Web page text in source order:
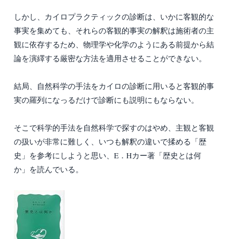
しかし、カイロプラクティックの診断は、いかに客観的な
事実を集めても、それらの客観的事実の解釈は施術者の主
観に依存するため、物理学や化学のようにある前提から結
論を演繹する厳密な方法を適用させることができない。
結局、自然科学の手法をカイロの診断に用いると客観的事
実の羅列になっるだけで診断にも説明にもならない。
そこで科学的手法を自然科学で探すのはやめ、主観と客観
の扱いが非常に難しく、いつも解釈の違いで揉める「歴
史」を参考にしようと思い、E．Hカー著「歴史とは何
か」を読んでいる。